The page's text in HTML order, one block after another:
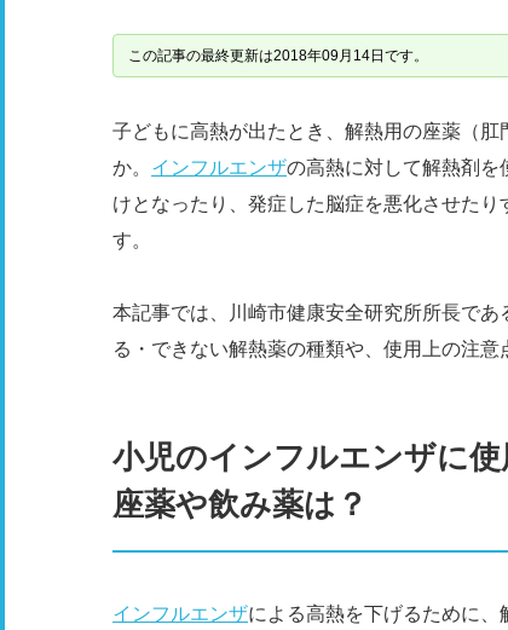
この記事の最終更新は2018年09月14日です。
子どもに高熱が出たとき、解熱用の座薬（
か。 インフルエンザの高熱に対して解熱剤を
けとなったり、発症した脳症を悪化させた
す。
本記事では、川崎市健康安全研究所所長で
る・できない解熱薬の種類や、使用上の注意
小児のインフルエンザに
座薬や飲み薬は？
インフルエンザによる高熱を下げるために